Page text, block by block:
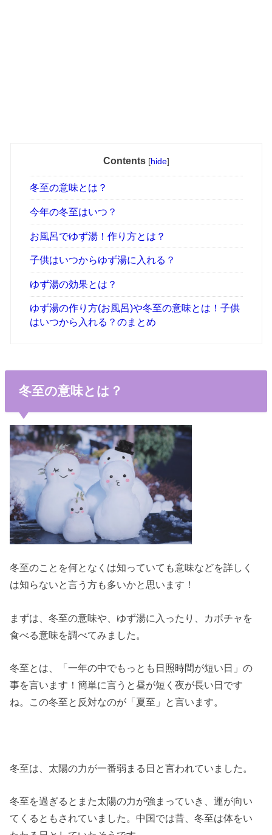
Contents [hide]
冬至の意味とは？
今年の冬至はいつ？
お風呂でゆず湯！作り方とは？
子供はいつからゆず湯に入れる？
ゆず湯の効果とは？
ゆず湯の作り方(お風呂)や冬至の意味とは！子供
はいつから入れる？のまとめ
冬至の意味とは？
冬至のことを何となくは知っていても意味などを詳しく
は知らないと言う方も多いかと思います！
まずは、冬至の意味や、ゆず湯に入ったり、カボチャを
食べる意味を調べてみました。
冬至とは、「一年の中でもっとも日照時間が短い日」の
事を言います！簡単に言うと昼が短く夜が長い日です
ね。この冬至と反対なのが「夏至」と言います。
冬至は、太陽の力が一番弱まる日と言われていました。
冬至を過ぎるとまた太陽の力が強まっていき、運が向い
てくるともされていました。中国では昔、冬至は体をい